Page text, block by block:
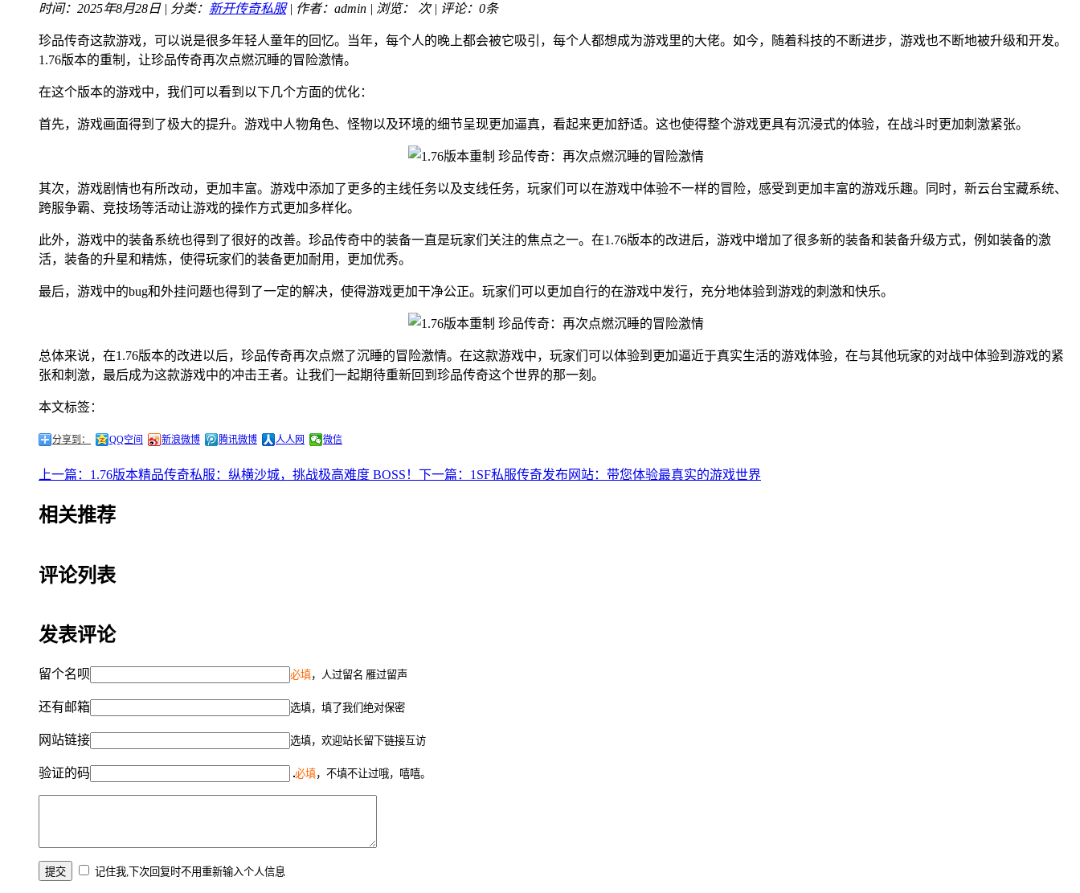
时间：2025年8月28日 | 分类： 新开传奇私服| 作者：admin | 浏览： 次 | 评论：0条
珍品传奇这款游戏，可以说是很多年轻人童年的回忆。当年，每个人的晚上都会被它吸引，每个人都想成为游戏里的大佬。如今，随着科技的不断进步，游戏也不断地被升级和开发。
1.76版本的重制，让珍品传奇再次点燃沉睡的冒险激情。
在这个版本的游戏中，我们可以看到以下几个方面的优化：
首先，游戏画面得到了极大的提升。游戏中人物角色、怪物以及环境的细节呈现更加逼真，看起来更加舒适。这也使得整个游戏更具有沉浸式的体验，在战斗时更加刺激紧张。
其次，游戏剧情也有所改动，更加丰富。游戏中添加了更多的主线任务以及支线任务，玩家们可以在游戏中体验不一样的冒险，感受到更加丰富的游戏乐趣。同时，新云台宝藏系统、
跨服争霸、竞技场等活动让游戏的操作方式更加多样化。
此外，游戏中的装备系统也得到了很好的改善。珍品传奇中的装备一直是玩家们关注的焦点之一。在1.76版本的改进后，游戏中增加了很多新的装备和装备升级方式，例如装备的激
活，装备的升星和精炼，使得玩家们的装备更加耐用，更加优秀。
最后，游戏中的bug和外挂问题也得到了一定的解决，使得游戏更加干净公正。玩家们可以更加自行的在游戏中发行，充分地体验到游戏的刺激和快乐。
总体来说，在1.76版本的改进以后，珍品传奇再次点燃了沉睡的冒险激情。在这款游戏中，玩家们可以体验到更加逼近于真实生活的游戏体验，在与其他玩家的对战中体验到游戏的紧
张和刺激，最后成为这款游戏中的冲击王者。让我们一起期待重新回到珍品传奇这个世界的那一刻。
本文标签：
分享到： QQ空间 新浪微博 腾讯微博 人人网 微信
上一篇：1.76版本精品传奇私服：纵横沙城，挑战极高难度 BOSS！ 下一篇：1SF私服传奇发布网站：带您体验最真实的游戏世界
相关推荐
评论列表
发表评论
留个名呗 必填，人过留名 雁过留声
还有邮箱 选填，填了我们绝对保密
网站链接 选填，欢迎站长留下链接互访
验证的码 必填，不填不让过哦，嘻嘻。
记住我,下次回复时不用重新输入个人信息